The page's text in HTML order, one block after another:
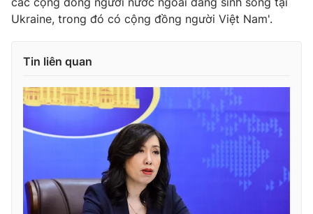
Liên hệ tòa soạn English
THỜI BÁO VTV
Cơ quan chủ quản: Đài Truyền hình Việt Nam
Ukraine, trong đó có cộng đồng người Việt Nam'.
Tin liên quan